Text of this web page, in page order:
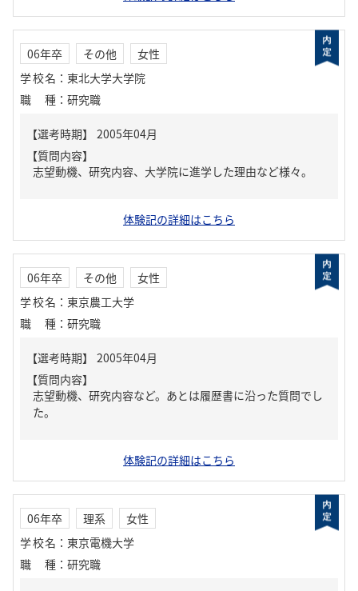
06年卒 その他
女性
学校名 ： 東北大学大学院
職種 ： 研究職
【質問内容】
志望動機、研究内容、大学院に進学した理由など様々。
体験記の詳細はこちら
06年卒 その他
女性
学校名 ： 東京農工大学
職種 ： 研究職
【質問内容】
志望動機、研究内容など。あとは履歴書に沿った質問でし
た。
体験記の詳細はこちら
06年卒 理系
女性
学校名 ： 東京電機大学
職種 ： 研究職